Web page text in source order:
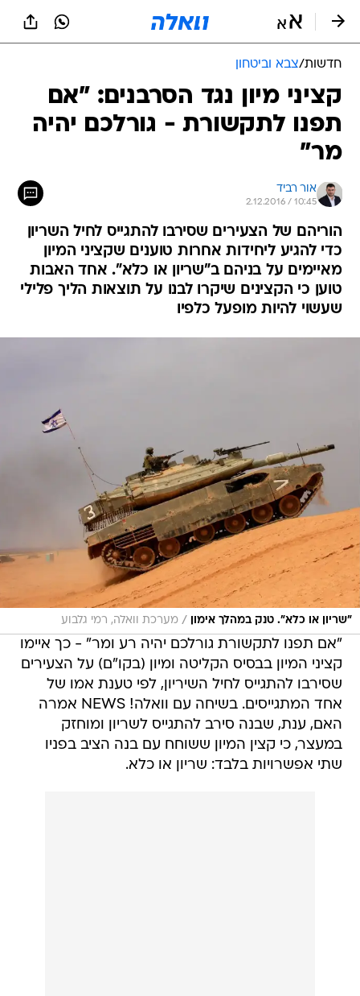
חדשות/צבא וביטחון
קציני מיון נגד הסרבנים: "אם
תפנו לתקשורת - גורלכם יהיה
מר"
אור רביד
2.12.2016 / 10:45
הוריהם של הצעירים שסירבו להתגייס לחיל השריון
כדי להגיע ליחידות אחרות טוענים שקציני המיון
מאיימים על בניהם ב"שריון או כלא". אחד האבות
טוען כי הקצינים שיקרו לבנו על תוצאות הליך פלילי
שעשוי להיות מופעל כלפיו
"שריון או כלא". טנק במהלך אימון / מערכת וואלה, רמי גלבוע
"אם תפנו לתקשורת גורלכם יהיה רע ומר" - כך איימו
קציני המיון בבסיס הקליטה ומיון (בקו"ם) על הצעירים
שסירבו להתגייס לחיל השיריון, לפי טענת אמו של
אחד המתגייסים. בשיחה עם וואלה! NEWS אמרה
האם, ענת, שבנה סירב להתגייס לשריון ומוחזק
במעצר, כי קצין המיון ששוחח עם בנה הציב בפניו
שתי אפשרויות בלבד: שריון או כלא.